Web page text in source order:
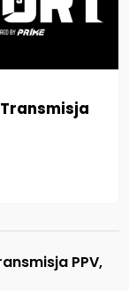
Transmisja
PPV,